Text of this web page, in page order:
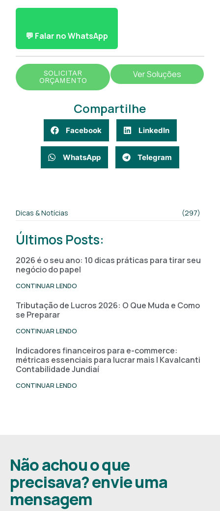
💬 Falar no WhatsApp
SOLICITAR
ORÇAMENTO
Ver Soluções
Compartilhe
Facebook LinkedIn
WhatsApp Telegram
Dicas & Notícias (297)
Últimos Posts:
2026 é o seu ano: 10 dicas práticas para tirar seu
negócio do papel
CONTINUAR LENDO
Tributação de Lucros 2026: O Que Muda e Como
se Preparar
CONTINUAR LENDO
Indicadores financeiros para e-commerce:
métricas essenciais para lucrar mais | Kavalcanti
Contabilidade Jundiaí
CONTINUAR LENDO
Não achou o que
precisava? envie uma
mensagem